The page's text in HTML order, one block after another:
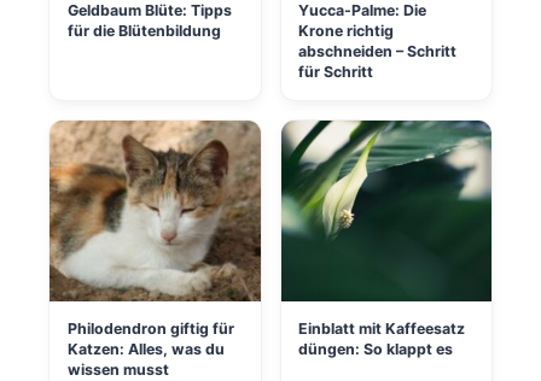
Geldbaum Blüte: Tipps
für die Blütenbildung
Yucca-Palme: Die
Krone richtig
abschneiden – Schritt
für Schritt
Philodendron giftig für
Katzen: Alles, was du
wissen musst
Einblatt mit Kaffeesatz
düngen: So klappt es